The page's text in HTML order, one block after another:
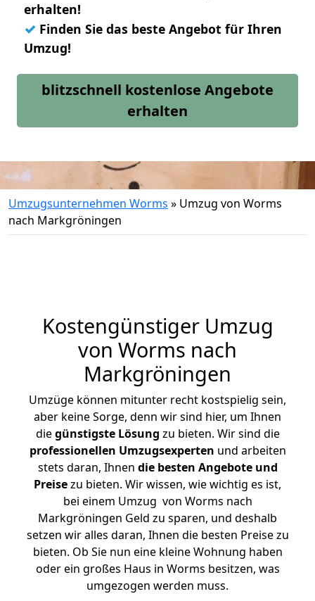
erhalten!
✓ Finden Sie das beste Angebot für Ihren
Umzug!
blitzschnell kostenlose Angebote
erhalten
Umzugsunternehmen Worms » Umzug von Worms
nach Markgröningen
Kostengünstiger Umzug
von Worms nach
Markgröningen
Umzüge können mitunter recht kostspielig sein,
aber keine Sorge, denn wir sind hier, um Ihnen
diegünstigste Lösung zu bieten. Wir sind die
professionellen Umzugsexperten und arbeiten
stets daran, Ihnen die besten Angebote und
Preisezu bieten. Wir wissen, wie wichtig es ist,
bei einem Umzug von Worms nach
Markgröningen Geld zu sparen, und deshalb
setzen wir alles daran, Ihnen die besten Preise zu
bieten. Ob Sie nun eine kleine Wohnung haben
oder ein großes Haus in Worms besitzen, was
umgezogen werden muss.